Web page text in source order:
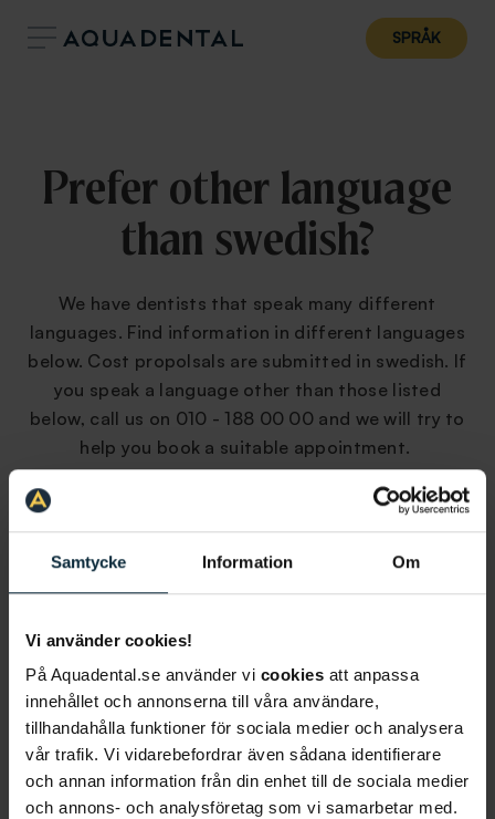
Samtycke Information Om
Vi använder cookies!
På Aquadental.se använder vi cookies att anpassa
innehållet och annonserna till våra användare,
tillhandahålla funktioner för sociala medier och analysera
vår trafik. Vi vidarebefordrar även sådana identifierare
och annan information från din enhet till de sociala medier
och annons- och analysföretag som vi samarbetar med.
SPRÅK
Prefer other language
than swedish?
We have dentists that speak many different
languages. Find information in different languages
below. Cost propolsals are submitted in swedish. If
you speak a language other than those listed
below, call us on 010 - 188 00 00 and we will try to
help you book a suitable appointment.
Arabic
Danish
English
Finnish
Meänkieli